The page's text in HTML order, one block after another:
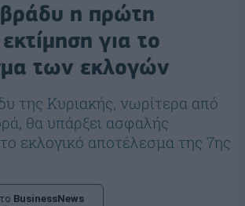
βράδυ η πρώτη
για το
των εκλογών
της Κυριακής, νωρίτερα από
θα υπάρξει ασφαλής
εκλογικό αποτέλεσμα της 7ης
BusinessNews